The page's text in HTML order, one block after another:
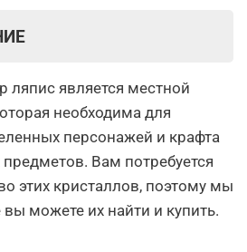
ляпис является местной
необходима для
персонажей и крафта
Вам потребуется
этих кристаллов, поэтому мы
вы можете их найти и купить.